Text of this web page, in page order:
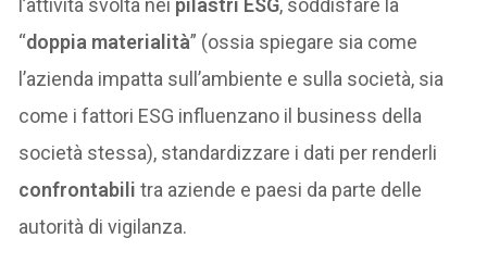
“doppia materialità” (ossia spiegare sia come
l’azienda impatta sull’ambiente e sulla società, sia
come i fattori ESG influenzano il business della
società stessa), standardizzare i dati per renderli
confrontabili tra aziende e paesi da parte delle
autorità di vigilanza.